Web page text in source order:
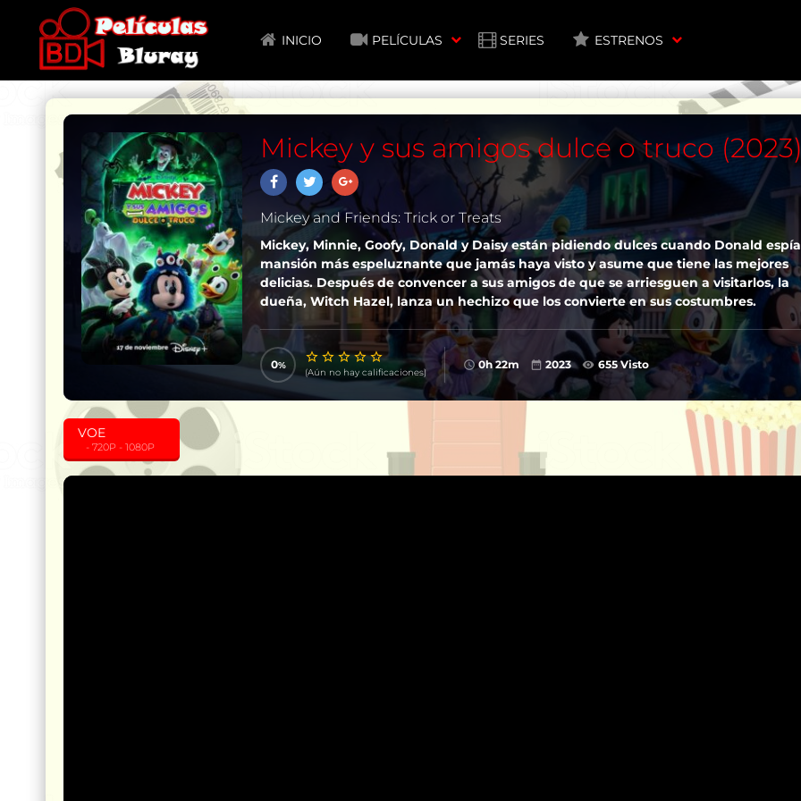
INICIO PELÍCULAS SERIES ESTRENOS
Mickey y sus amigos dulce o truco (2023)
Mickey and Friends: Trick or Treats
Mickey, Minnie, Goofy, Donald y Daisy están pidiendo dulces cuando Donald
mansión más espeluznante que jamás haya visto y asume que tiene las mejores
delicias. Después de convencer a sus amigos de que se arriesguen a visitarlos, la
dueña, Witch Hazel, lanza un hechizo que los convierte en sus costumbres.
0
(Aún no hay calificaciones)
0h 22m 2023 655 Visto
VOE
‎ ‎ ‎ - 720P - 1080P